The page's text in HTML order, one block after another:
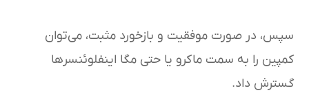
سپس، در صورت موفقیت و بازخورد مثبت، می‌توان
کمپین را به سمت ماکرو یا حتی مگا اینفلوئنسرها
گسترش داد.